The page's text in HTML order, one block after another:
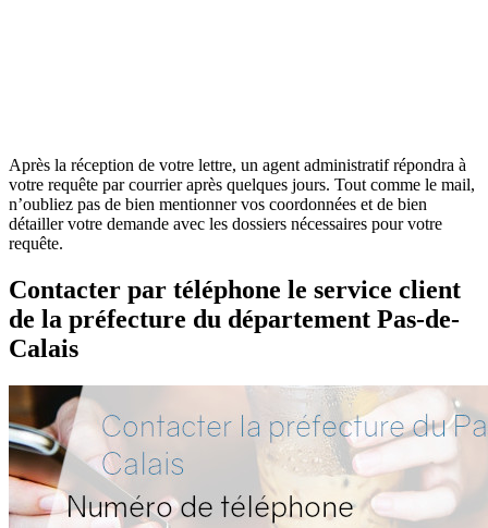
Après la réception de votre lettre, un agent administratif répondra à
votre requête par courrier après quelques jours. Tout comme le mail,
n’oubliez pas de bien mentionner vos coordonnées et de bien
détailler votre demande avec les dossiers nécessaires pour votre
requête.
Contacter par téléphone le service client
de la préfecture du département Pas-de-
Calais